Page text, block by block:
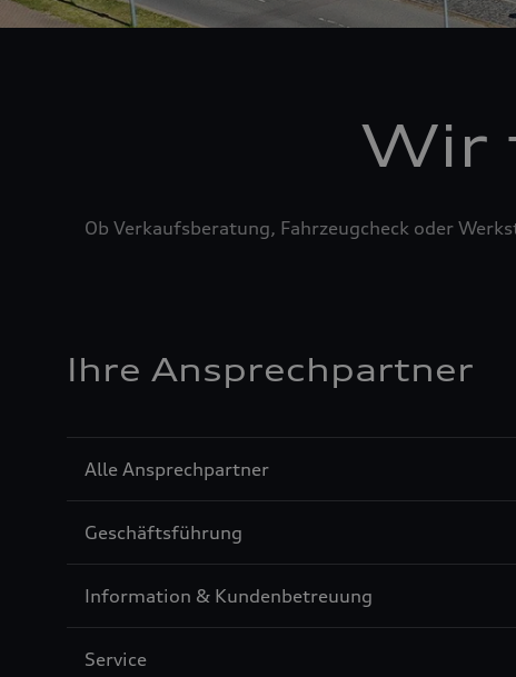
Wir
Ob Verkaufsberatung, Fahrzeugcheck oder
Ihre Ansprechpartner
Alle AnsprechpartnerSección
Geschäftsführung
Information & Kundenbetreuung
ServiceSección